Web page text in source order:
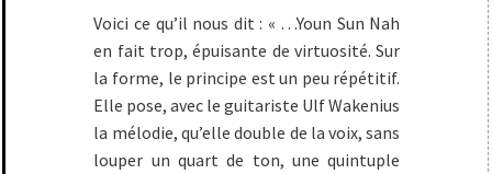
Voici ce qu’il nous dit : « …Youn Sun Nah
en fait trop, épuisante de virtuosité. Sur
la forme, le principe est un peu répétitif.
Elle pose, avec le guitariste Ulf Wakenius
la mélodie, qu’elle double de la voix, sans
louper un quart de ton, une quintuple